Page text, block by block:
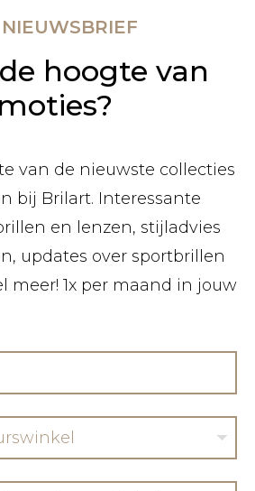
hoogte van
van de nieuwste collecties
bij Brilart. Interessante
en lenzen, stijladvies
updates over sportbrillen
meer! 1x per maand in jouw